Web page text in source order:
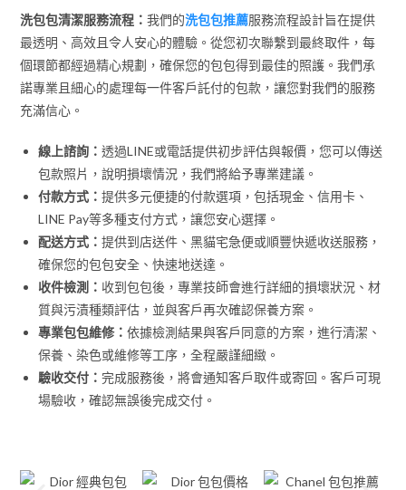
洗包包清潔服務流程：我們的洗包包推薦服務流程設計旨在提供
最透明、高效且令人安心的體驗。從您初次聯繫到最終取件，每
個環節都經過精心規劃，確保您的包包得到最佳的照護。我們承
諾專業且細心的處理每一件客戶託付的包款，讓您對我們的服務
充滿信心。
線上諮詢：透過LINE或電話提供初步評估與報價，您可以傳送
包款照片，說明損壞情況，我們將給予專業建議。
付款方式：提供多元便捷的付款選項，包括現金、信用卡、
LINE Pay等多種支付方式，讓您安心選擇。
配送方式：提供到店送件、黑貓宅急便或順豐快遞收送服務，
確保您的包包安全、快速地送達。
收件檢測： 收到包包後，專業技師會進行詳細的損壞狀況、材
質與污漬種類評估，並與客戶再次確認保養方案。
專業包包維修：依據檢測結果與客戶同意的方案，進行清潔、
保養、染色或維修等工序，全程嚴謹細緻。
驗收交付：完成服務後，將會通知客戶取件或寄回。客戶可現
場驗收，確認無誤後完成交付。